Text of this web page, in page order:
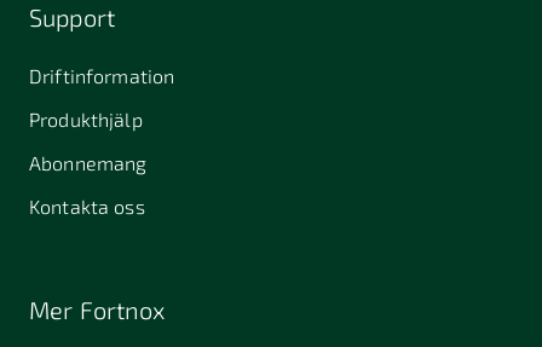
Support
Driftinformation
Produkthjälp
Abonnemang
Kontakta oss
Mer Fortnox